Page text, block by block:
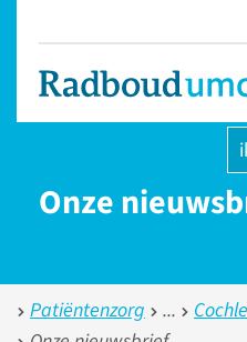
Onze
Patiëntenzorg